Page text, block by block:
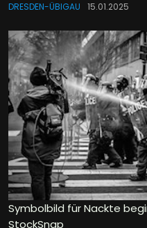
DRESDEN-ÜBIGAU 15.01.2025
Symbolbild für Nackte
StockSnap